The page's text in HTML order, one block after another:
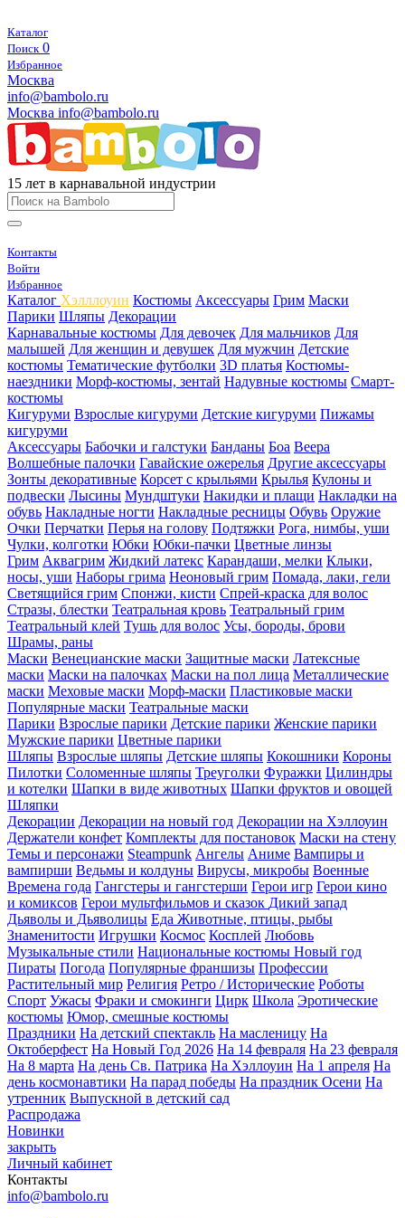
Каталог
Поиск 0
Избранное
Москва
info@bambolo.ru
Москва info@bambolo.ru
15 лет в карнавальной индустрии
Контакты
Войти
Избранное
Каталог Хэлллоуин Костюмы Аксессуары Грим Маски
Парики Шляпы Декорации
Карнавальные костюмы Для девочек Для мальчиков Для
малышей Для женщин и девушек Для мужчин Детские
костюмы Тематические футболки 3D платья Костюмы-
наездники Морф-костюмы, зентай Надувные костюмы Смарт-
костюмы
Кигуруми Взрослые кигуруми Детские кигуруми Пижамы
кигуруми
Аксессуары Бабочки и галстуки Банданы Боа Веера
Волшебные палочки Гавайские ожерелья Другие аксессуары
Зонты декоративные Корсет с крыльями Крылья Кулоны и
подвески Лысины Мундштуки Накидки и плащи Накладки на
обувь Накладные ногти Накладные ресницы Обувь Оружие
Очки Перчатки Перья на голову Подтяжки Рога, нимбы, уши
Чулки, колготки Юбки Юбки-пачки Цветные линзы
Грим Аквагрим Жидкий латекс Карандаши, мелки Клыки,
носы, уши Наборы грима Неоновый грим Помада, лаки, гели
Светящийся грим Спонжи, кисти Спрей-краска для волос
Стразы, блестки Театральная кровь Театральный грим
Театральный клей Тушь для волос Усы, бороды, брови
Шрамы, раны
Маски Венецианские маски Защитные маски Латексные
маски Маски на палочках Маски на пол лица Металлические
маски Меховые маски Морф-маски Пластиковые маски
Популярные маски Театральные маски
Парики Взрослые парики Детские парики Женские парики
Мужские парики Цветные парики
Шляпы Взрослые шляпы Детские шляпы Кокошники Короны
Пилотки Соломенные шляпы Треуголки Фуражки Цилиндры
и котелки Шапки в виде животных Шапки фруктов и овощей
Шляпки
Декорации Декорации на новый год Декорации на Хэллоуин
Держатели конфет Комплекты для постановок Маски на стену
Темы и персонажи Steampunk Ангелы Аниме Вампиры и
вампирши Ведьмы и колдуны Вирусы, микробы Военные
Времена года Гангстеры и гангстерши Герои игр Герои кино
и комиксов Герои мультфильмов и сказок Дикий запад
Дьяволы и Дьяволицы Еда Животные, птицы, рыбы
Знаменитости Игрушки Космос Косплей Любовь
Музыкальные стили Национальные костюмы Новый год
Пираты Погода Популярные франшизы Профессии
Растительный мир Религия Ретро / Исторические Роботы
Спорт Ужасы Фраки и смокинги Цирк Школа Эротические
костюмы Юмор, смешные костюмы
Праздники На детский спектакль На масленицу На
Октоберфест На Новый Год 2026 На 14 февраля На 23 февраля
На 8 марта На день Св. Патрика На Хэллоуин На 1 апреля На
день космонавтики На парад победы На праздник Осени На
утренник Выпускной в детский сад
Распродажа
Новинки
закрыть
Личный кабинет
Контакты
info@bambolo.ru